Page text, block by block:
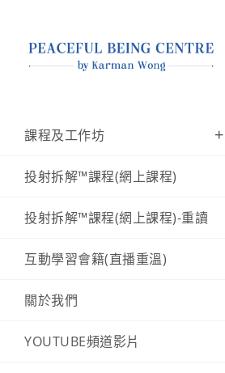
課程及工作坊
投射拆解™課程(網上課程)
投射拆解™課程(網上課程)-重讀
互動學習會籍(直播重溫)
關於我們
YOUTUBE頻道影片